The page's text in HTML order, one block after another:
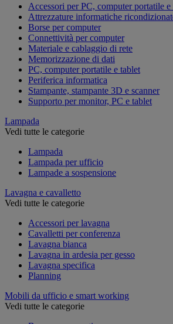
Accessori per PC, computer portatile e
Attrezzature informatiche
Borse per computer
Connettività per computer
Materiale e cablaggio di rete
Memorizzazione di dati
PC, computer portatile e tablet
Periferica informatica
Stampante, stampante 3D e scanner
Supporto per monitor, PC e tablet
Lampada
Vedi tutte le categorie
Lampada
Lampada per ufficio
Lampade a sospensione
Lavagna e cavalletto
Vedi tutte le categorie
Accessori per lavagna
Cavalletti per conferenza
Lavagna bianca
Lavagna in ardesia per gesso
Lavagna specifica
Planning
Mobili da ufficio e smart working
Vedi tutte le categorie